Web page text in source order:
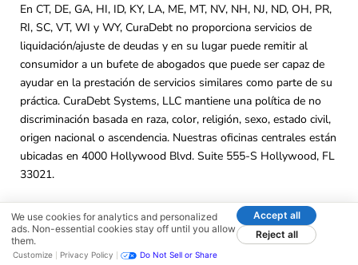
En CT, DE, GA, HI, ID, KY, LA, ME, MT, NV, NH, NJ, ND, OH, PR,
RI, SC, VT, WI y WY, CuraDebt no proporciona servicios de
liquidación/ajuste de deudas y en su lugar puede remitir al
consumidor a un bufete de abogados que puede ser capaz de
ayudar en la prestación de servicios similares como parte de su
práctica. CuraDebt Systems, LLC mantiene una política de no
discriminación basada en raza, color, religión, sexo, estado civil,
origen nacional o ascendencia. Nuestras oficinas centrales están
ubicadas en 4000 Hollywood Blvd. Suite 555-S Hollywood, FL
33021.
No. de Registro C.P.D. – 2024-0673215. CuraDebt Systems,
LLC está licenciada por la Comisión Estatal de Corporaciones de
Virginia como proveedor de liquidación de deudas con el
Licencia No. DSP-13.
We use cookies for analytics and personalized
ads. Non-essential cookies stay off until you allow
them.
Accept all
Reject all
Customize Privacy Policy Do Not Sell or Share